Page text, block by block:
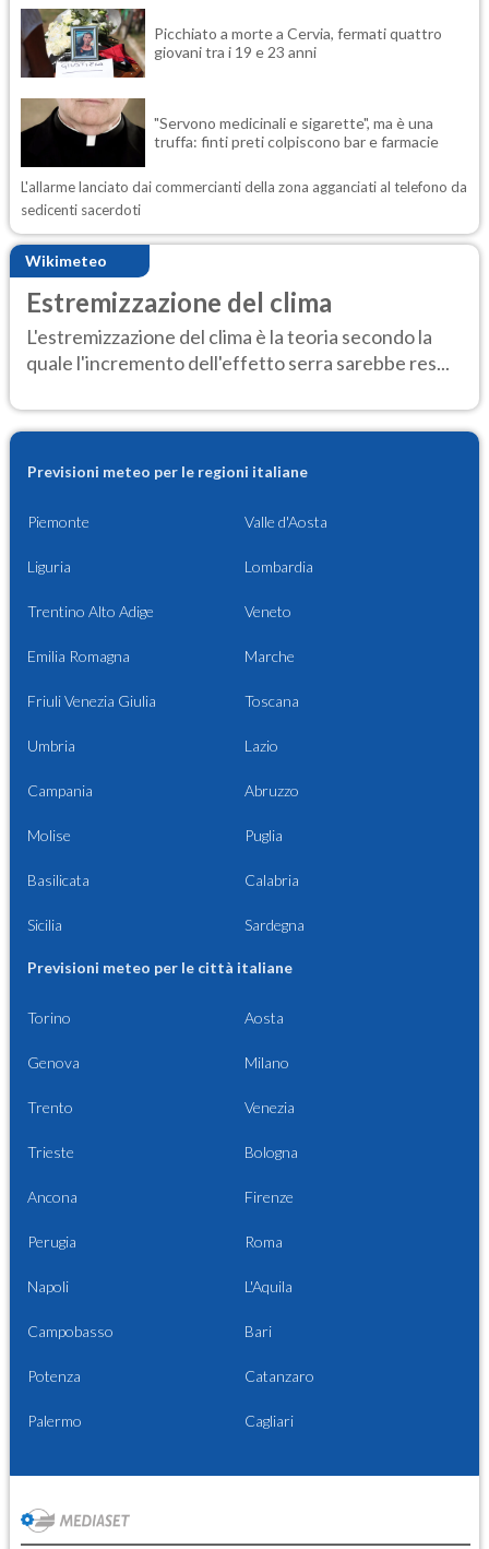
Picchiato a morte a Cervia, fermati quattro
giovani tra i 19 e 23 anni
"Servono medicinali e sigarette", ma è una
truffa: finti preti colpiscono bar e farmacie
L'allarme lanciato dai commercianti della zona agganciati al telefono da
sedicenti sacerdoti
Wikimeteo
Estremizzazione del clima
L'estremizzazione del clima è la teoria secondo la
quale l'incremento dell'effetto serra sarebbe res...
Previsioni meteo per le regioni italiane
Piemonte Valle d'Aosta
Liguria Lombardia
Trentino Alto Adige Veneto
Emilia Romagna Marche
Friuli Venezia Giulia Toscana
Umbria Lazio
Campania Abruzzo
Molise Puglia
Basilicata Calabria
Sicilia Sardegna
Previsioni meteo per le città italiane
Torino Aosta
Genova Milano
Trento Venezia
Trieste Bologna
Ancona Firenze
Perugia Roma
Napoli L'Aquila
Campobasso Bari
Potenza Catanzaro
Palermo Cagliari